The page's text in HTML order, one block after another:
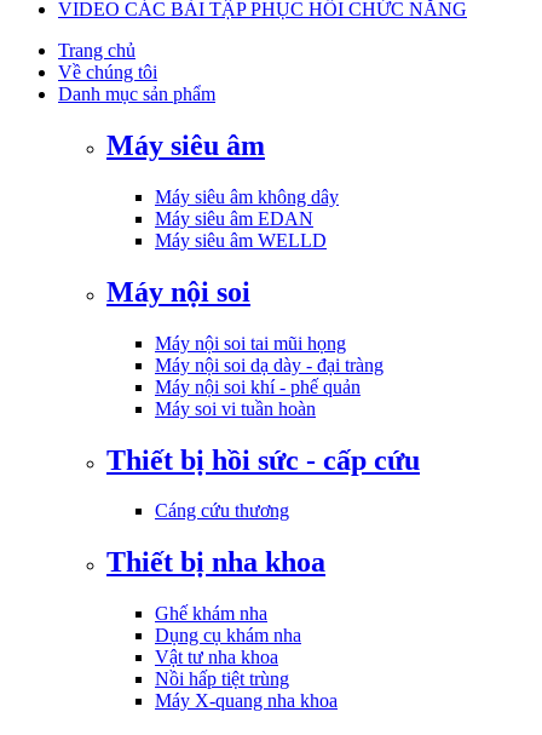
VIDEO CÁC BÀI TẬP PHỤC HỒI CHỨC NĂNG
Trang chủ
Về chúng tôi
Danh mục sản phẩm
Máy siêu âm
Máy siêu âm không dây
Máy siêu âm EDAN
Máy siêu âm WELLD
Máy nội soi
Máy nội soi tai mũi họng
Máy nội soi dạ dày - đại tràng
Máy nội soi khí - phế quản
Máy soi vi tuần hoàn
Thiết bị hồi sức - cấp cứu
Cáng cứu thương
Thiết bị nha khoa
Ghế khám nha
Dụng cụ khám nha
Vật tư nha khoa
Nồi hấp tiệt trùng
Máy X-quang nha khoa